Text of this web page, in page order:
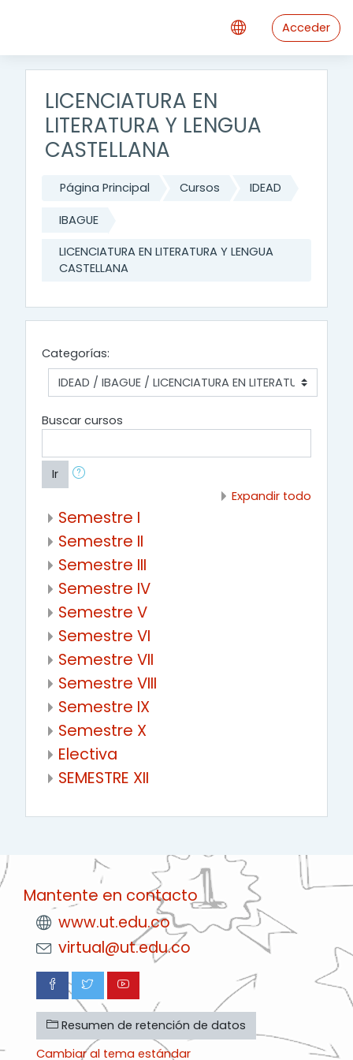
Acceder
LICENCIATURA EN
LITERATURA Y LENGUA
CASTELLANA
Página Principal Cursos IDEAD
IBAGUE
LICENCIATURA EN LITERATURA Y LENGUA
CASTELLANA
Categorías:
Buscar cursos
Ir
Expandir todo
Semestre I
Semestre II
Semestre III
Semestre IV
Semestre V
Semestre VI
Semestre VII
Semestre VIII
Semestre IX
Semestre X
Electiva
SEMESTRE XII
Mantente en contacto
www.ut.edu.co
virtual@ut.edu.co
Resumen de retención de datos
Cambiar al tema estándar